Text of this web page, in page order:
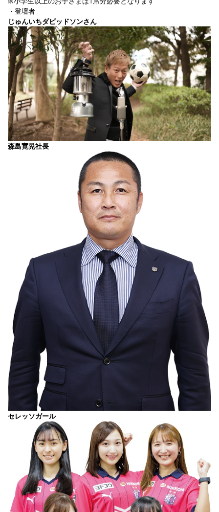
・登壇者
じゅんいちダビッドソンさん
森島寛晃社長
セレッソガール